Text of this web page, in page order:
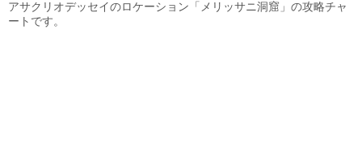
アサクリオデッセイのロケーション「メリッサニ洞窟」の攻略チャ
ートです。